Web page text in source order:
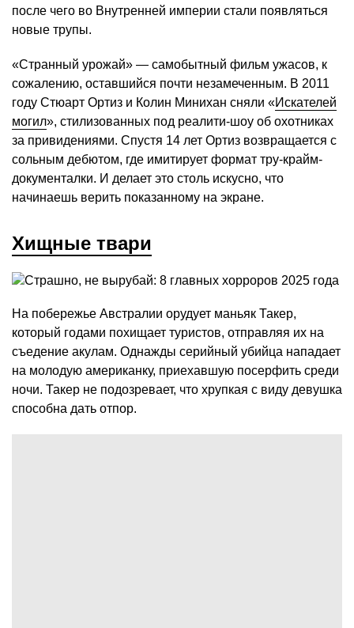
после чего во Внутренней империи стали появляться
новые трупы.
«Странный урожай» — самобытный фильм ужасов, к
сожалению, оставшийся почти незамеченным. В 2011
году Стюарт Ортиз и Колин Минихан сняли «Искателей
могил», стилизованных под реалити-шоу об охотниках
за привидениями. Спустя 14 лет Ортиз возвращается с
сольным дебютом, где имитирует формат тру-крайм-
документалки. И делает это столь искусно, что
начинаешь верить показанному на экране.
Хищные твари
На побережье Австралии орудует маньяк Такер,
который годами похищает туристов, отправляя их на
съедение акулам. Однажды серийный убийца нападает
на молодую американку, приехавшую посерфить среди
ночи. Такер не подозревает, что хрупкая с виду девушка
способна дать отпор.